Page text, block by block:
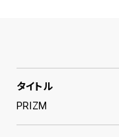
タイトル
PRIZM